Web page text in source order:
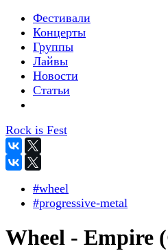
Фестивали
Концерты
Группы
Лайвы
Новости
Статьи
Rock is Fest
#wheel
#progressive-metal
Wheel - Empire